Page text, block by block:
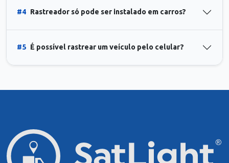
#4 Rastreador só pode ser instalado em carros?
#5 É possível rastrear um veículo pelo celular?